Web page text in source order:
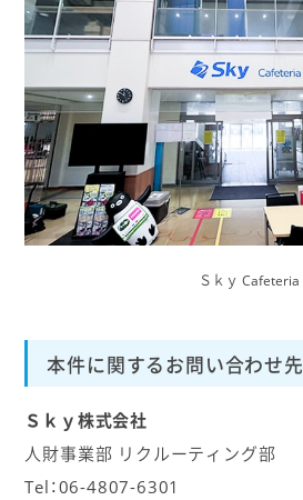
Ｓｋｙ Cafeteria
本件に関するお問い合わせ先
Ｓｋｙ株式会社
人財事業部 リクルーティング部
Tel：06-4807-6301